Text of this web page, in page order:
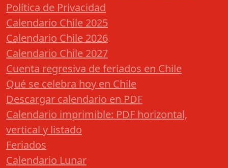
Política de Privacidad
Calendario Chile 2025
Calendario Chile 2026
Calendario Chile 2027
Cuenta regresiva de feriados en Chile
Qué se celebra hoy en Chile
Descargar calendario en PDF
Calendario imprimible: PDF horizontal,
vertical y listado
Feriados
Calendario Lunar